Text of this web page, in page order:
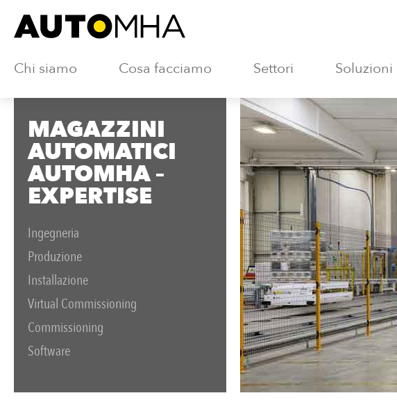
Chi siamo Cosa facciamo Settori Soluzioni
MAGAZZINI
AUTOMATICI
AUTOMHA –
EXPERTISE
Ingegneria
Produzione
Installazione
Virtual Commissioning
Commissioning
Software